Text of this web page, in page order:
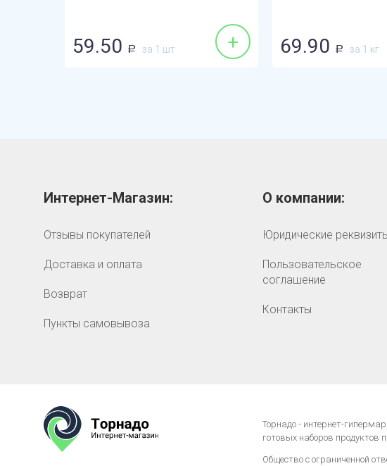
59.50 Р за 1 шт + 69.90 Р за 1 кг
Интернет-Магазин:
Отзывы покупателей
Доставка и оплата
Возврат
Пункты самовывоза
О компании:
Юридические
Пользовательское
соглашение
Контакты
Торнадо - интернет-
готовых наборов продуктов
Общество с ограниченной